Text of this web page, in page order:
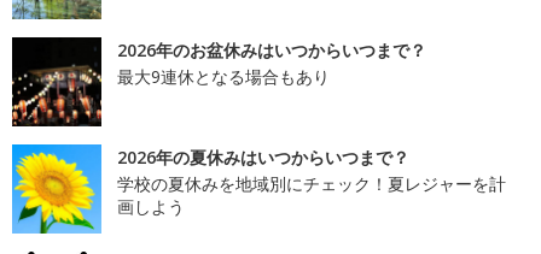
2026年のお盆休みはいつからいつまで？
最大9連休となる場合もあり
2026年の夏休みはいつからいつまで？
学校の夏休みを地域別にチェック！夏レジャーを計
画しよう